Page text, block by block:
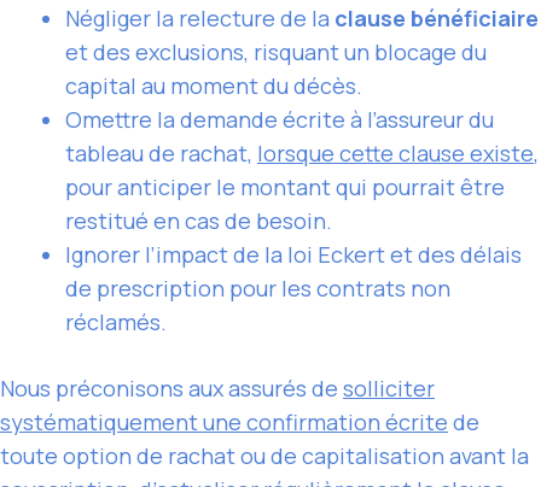
Négliger la relecture de la clause bénéficiaire
et des exclusions, risquant un blocage du
capital au moment du décès.
Omettre la demande écrite à l’assureur du
tableau de rachat, lorsque cette clause existe,
pour anticiper le montant qui pourrait être
restitué en cas de besoin.
Ignorer l’impact de la loi Eckert et des délais
de prescription pour les contrats non
réclamés.
Nous préconisons aux assurés de solliciter
systématiquement une confirmation écrite de
toute option de rachat ou de capitalisation avant la